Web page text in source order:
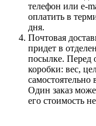
телефон или e-
оплатить в
дня.
Почтовая
придет в
посылке. Перед
коробки: вес,
самостоятельно
Один заказ
его стоимость